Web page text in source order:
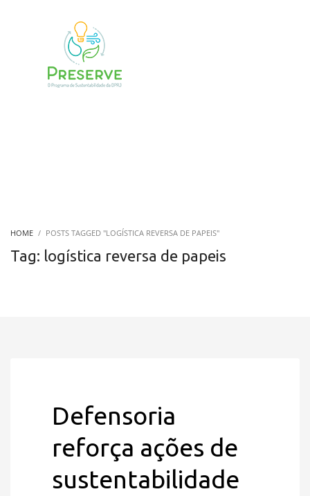
HOME POSTS TAGGED "LOGÍSTICA REVERSA DE PAPEIS"
Tag: logística reversa de papeis
Defensoria
reforça ações de
sustentabilidade